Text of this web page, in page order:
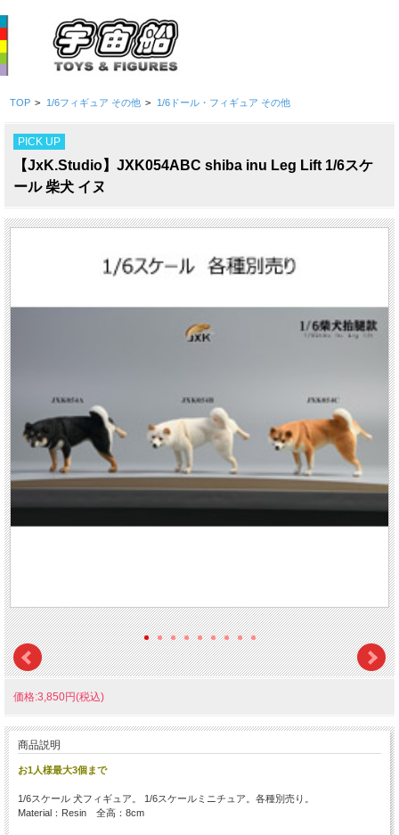
TOP > 1/6フィギュア その他 > 1/6ドール・フィギュア その他
PICK UP
【JxK.Studio】JXK054ABC shiba inu Leg Lift 1/6スケ
ール 柴犬 イヌ
価格:3,850円(税込)
商品説明
お1人様最大3個まで
1/6スケール 犬フィギュア。 1/6スケールミニチュア。各種別売り。
Material：Resin 全高：8cm